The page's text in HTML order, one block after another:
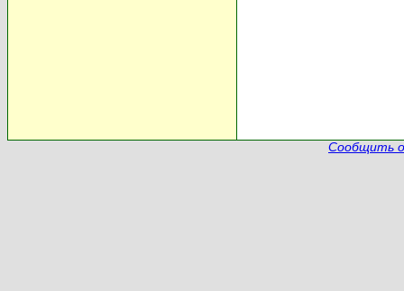
Сообщить о